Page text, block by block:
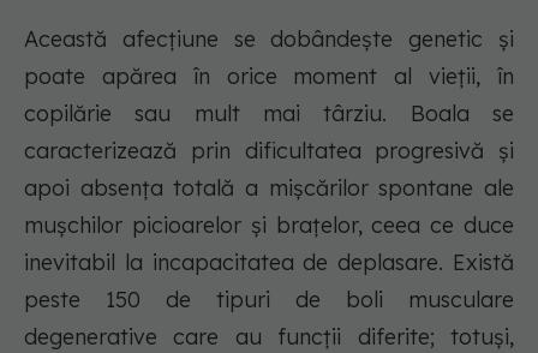
Această afecțiune se dobândește genetic și
poate apărea în orice moment al vieții, în
copilărie sau mult mai târziu. Boala se
caracterizează prin dificultatea progresivă și
apoi absența totală a mișcărilor spontane ale
mușchilor picioarelor și brațelor, ceea ce duce
inevitabil la incapacitatea de deplasare. Există
peste 150 de tipuri de boli musculare
degenerative care au funcții diferite; totuși,